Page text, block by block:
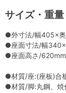
サイズ・重
●外寸法/幅405×
●座面寸法/幅
●座面高さ/620mm
●材質/座:(座板)合
●材質/脚:丸鋼、焼